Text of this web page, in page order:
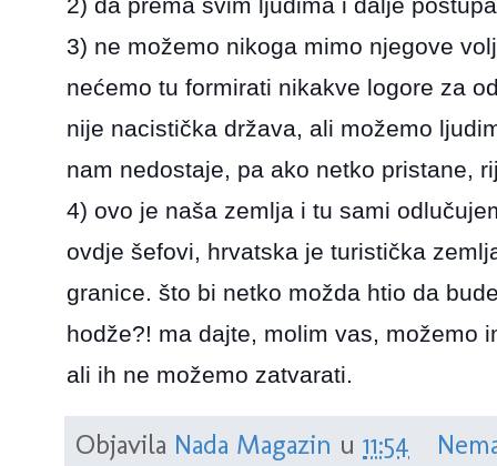
3) ne možemo nikoga mimo njegove
nećemo tu formirati nikakve logore za
nije nacistička država, ali možemo
nam nedostaje, pa ako netko pristane,
4) ovo je naša zemlja i tu sami
ovdje šefovi, hrvatska je turistička
granice. što bi netko možda htio da
hodže?! ma dajte, molim vas, možemo
ali ih ne možemo zatvarati.
Objavila Nada Magazin u 11:54